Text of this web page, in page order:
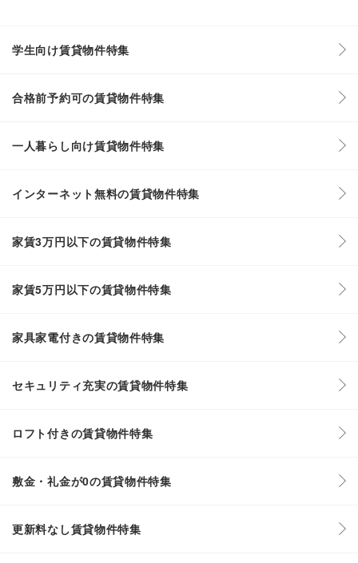
学生向け賃貸物件特集
合格前予約可の賃貸物件特集
一人暮らし向け賃貸物件特集
インターネット無料の賃貸物件特集
家賃3万円以下の賃貸物件特集
家賃5万円以下の賃貸物件特集
家具家電付きの賃貸物件特集
セキュリティ充実の賃貸物件特集
ロフト付きの賃貸物件特集
敷金・礼金が0の賃貸物件特集
更新料なし賃貸物件特集